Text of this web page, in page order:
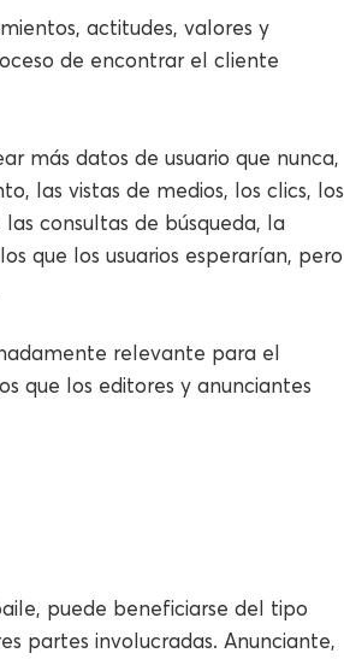
actitudes, valores y
de encontrar el cliente
más datos de usuario que nunca,
las vistas de medios, los clics, los
consultas de búsqueda, la
que los usuarios esperarían, pero
relevante para el
que los editores y anunciantes
puede beneficiarse del tipo
partes involucradas. Anunciante,